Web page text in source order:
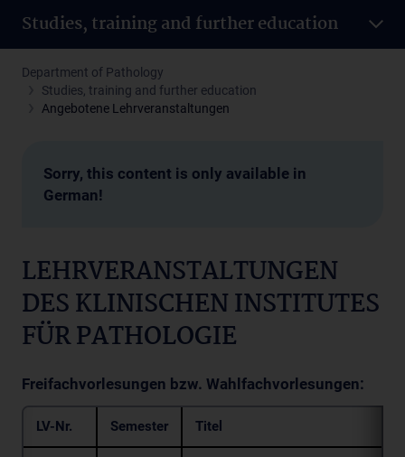
Studies, training and further education
Department of Pathology
Studies, training and further education
Angebotene Lehrveranstaltungen
Sorry, this content is only available in
German!
LEHRVERANSTALTUNGEN
DES KLINISCHEN INSTITUTES
FÜR PATHOLOGIE
Freifachvorlesungen bzw. Wahlfachvorlesungen:
LV-Nr. Semester Titel